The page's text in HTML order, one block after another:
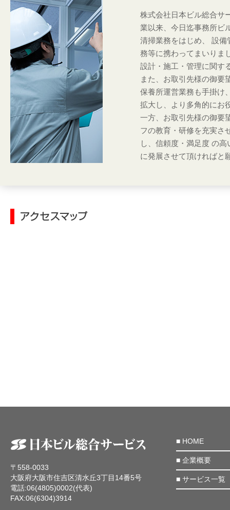
株式会社日本ビル総合サ
業以来、今日迄事務所ビ
清掃業務をはじめ、 設
務等に携わってまいりま
設計・施工・管理に関す
また、お取引先様の御要
保養所運営業務も手掛け
拡大し、より多角的にお
一方、お取引先様の御要
フの教育・研修を充実さ
し、信頼度・満足度 の
に発展させて頂ければと
〒558-0033
大阪府大阪市住吉区清水丘3丁目14番5号
電話:06(4805)0002(代表)
FAX:06(6304)3914
■ HOME
■企業概要
■サービス一覧